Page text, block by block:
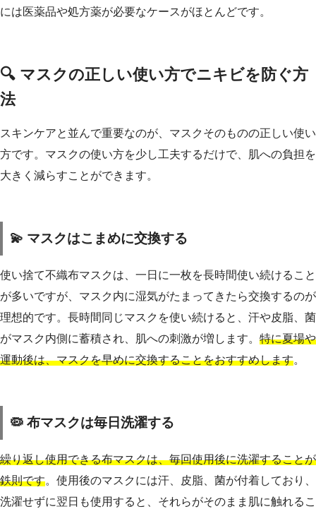
には医薬品や処方薬が必要なケースがほとんどです。
🔍 マスクの正しい使い方でニキビを防ぐ方
法
スキンケアと並んで重要なのが、マスクそのものの正しい使い
方です。マスクの使い方を少し工夫するだけで、肌への負担を
大きく減らすことができます。
💫 マスクはこまめに交換する
使い捨て不織布マスクは、一日に一枚を長時間使い続けること
が多いですが、マスク内に湿気がたまってきたら交換するのが
理想的です。長時間同じマスクを使い続けると、汗や皮脂、菌
がマスク内側に蓄積され、肌への刺激が増します。 特に夏場や
運動後は、マスクを早めに交換することをおすすめします。
🦠 布マスクは毎日洗濯する
繰り返し使用できる布マスクは、毎回使用後に洗濯することが
鉄則です。使用後のマスクには汗、皮脂、菌が付着しており、
洗濯せずに翌日も使用すると、それらがそのまま肌に触れるこ